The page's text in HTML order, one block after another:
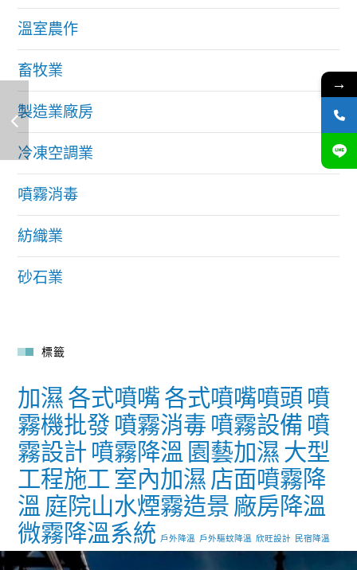
溫室農作
畜牧業
製造業廠房
冷凍空調業
噴霧消毒
紡織業
砂石業
標籤
加濕 各式噴嘴各式噴嘴噴頭 噴
霧機批發 噴霧消毒 噴霧設備 噴
霧設計 噴霧降溫 園藝加濕 大型
工程施工 室內加濕 店面噴霧降
溫 庭院山水煙霧造景 廠房降溫
微霧降溫系統 戶外降溫 戶外驅蚊降溫 欣旺設計 民宿降溫
→